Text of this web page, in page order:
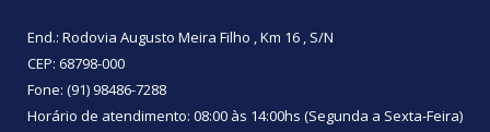
End.: Rodovia Augusto Meira Filho , Km 16 , S/N
CEP: 68798-000
Fone: (91) 98486-7288
Horário de atendimento: 08:00 às 14:00hs (Segunda a Sexta-Feira)